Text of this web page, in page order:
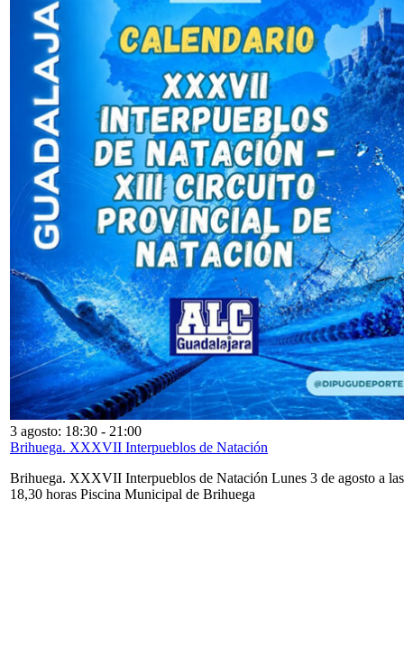
3 agosto: 18:30 - 21:00
Brihuega. XXXVII Interpueblos de Natación
Brihuega. XXXVII Interpueblos de Natación Lunes 3 de agosto a las
18,30 horas Piscina Municipal de Brihuega